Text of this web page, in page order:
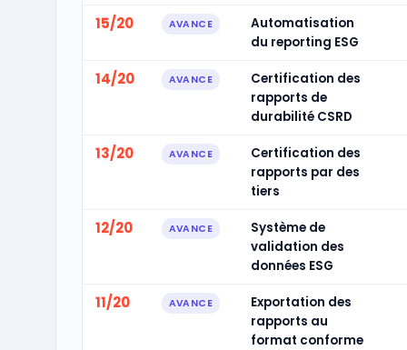
15/20 AVANCE
Automatisation
du reporting ESG
14/20 AVANCE
Certification des
rapports de
durabilité CSRD
13/20 AVANCE
Certification des
rapports par des
tiers
12/20 AVANCE
Système de
validation des
données ESG
11/20 AVANCE
Exportation des
rapports au
format conforme